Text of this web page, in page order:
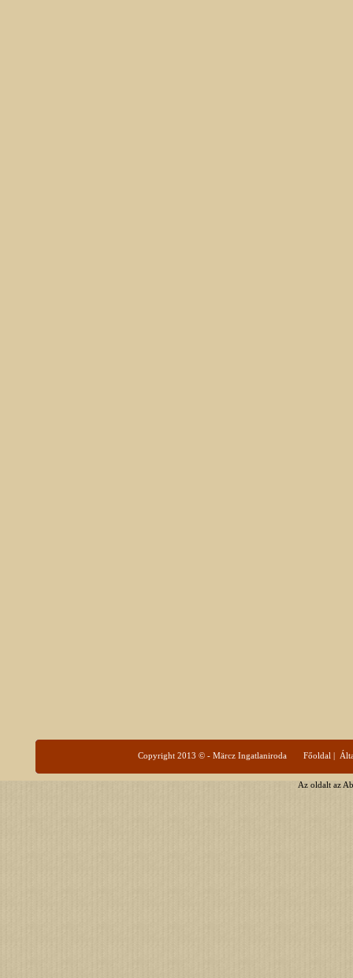
Copyright 2013 © - Märcz Ingatlaniroda Főoldal |
Az oldalt az